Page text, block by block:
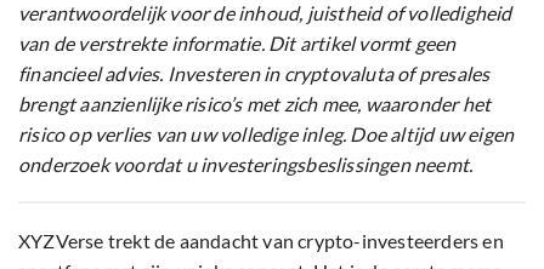
verantwoordelijk voor de inhoud, juistheid of volledigheid
van de verstrekte informatie. Dit artikel vormt geen
financieel advies. Investeren in cryptovaluta of presales
brengt aanzienlijke risico’s met zich mee, waaronder het
risico op verlies van uw volledige inleg. Doe altijd uw eigen
onderzoek voordat u investeringsbeslissingen neemt.
XYZVerse trekt de aandacht van crypto-investeerders en